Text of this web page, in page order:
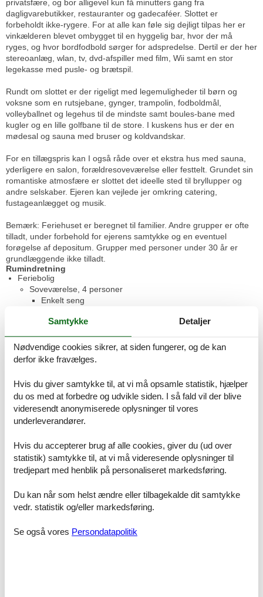
privatsfære, og bor alligevel kun få minutters gang fra
dagligvarebutikker, restauranter og gadecaféer. Slottet er
forbeholdt ikke-rygere. For at alle kan føle sig dejligt tilpas her er
vinkælderen blevet ombygget til en hyggelig bar, hvor der må
ryges, og hvor bordfodbold sørger for adspredelse. Dertil er der her
stereoanlæg, wlan, tv, dvd-afspiller med film, Wii samt en stor
legekasse med pusle- og brætspil.
Rundt om slottet er der rigeligt med legemuligheder til børn og
voksne som en rutsjebane, gynger, trampolin, fodboldmål,
volleyballnet og legehus til de mindste samt boules-bane med
kugler og en lille golfbane til de store. I kuskens hus er der en
mødesal og sauna med bruser og koldvandskar.
For en tillægspris kan I også råde over et ekstra hus med sauna,
yderligere en salon, forældresoveværelse eller festtelt. Grundet sin
romantiske atmosfære er slottet det ideelle sted til bryllupper og
andre selskaber. Ejeren kan vejlede jer omkring catering,
fustageanlægget og musik.
Bemærk: Feriehuset er beregnet til familier. Andre grupper er ofte
tilladt, under forbehold for ejerens samtykke og en eventuel
forøgelse af depositum. Grupper med personer under 30 år er
grundlæggende ikke tilladt.
Rumindretning
Feriebolig
Soveværelse, 4 personer
Enkelt seng
Soveværelse, 2 personer
Dobbeltseng
Dobbeltseng
Soveværelse, 2 personer
Dobbeltseng
Dobbeltseng
Soveværelse, 2 personer
Soveværelse, 4 personer
Enkelt seng
Dobbeltseng
Samtykke Detaljer
Nødvendige cookies sikrer, at siden fungerer, og de kan
derfor ikke fravælges.
Hvis du giver samtykke til, at vi må opsamle statistik, hjælper
du os med at forbedre og udvikle siden. I så fald vil der blive
videresendt anonymiserede oplysninger til vores
underleverandører.
Hvis du accepterer brug af alle cookies, giver du (ud over
statistik) samtykke til, at vi må videresende oplysninger til
tredjepart med henblik på personaliseret markedsføring.
Du kan når som helst ændre eller tilbagekalde dit samtykke
vedr. statistik og/eller markedsføring.
Se også vores Persondatapolitik